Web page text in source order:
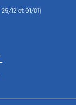
12 et 01/01)